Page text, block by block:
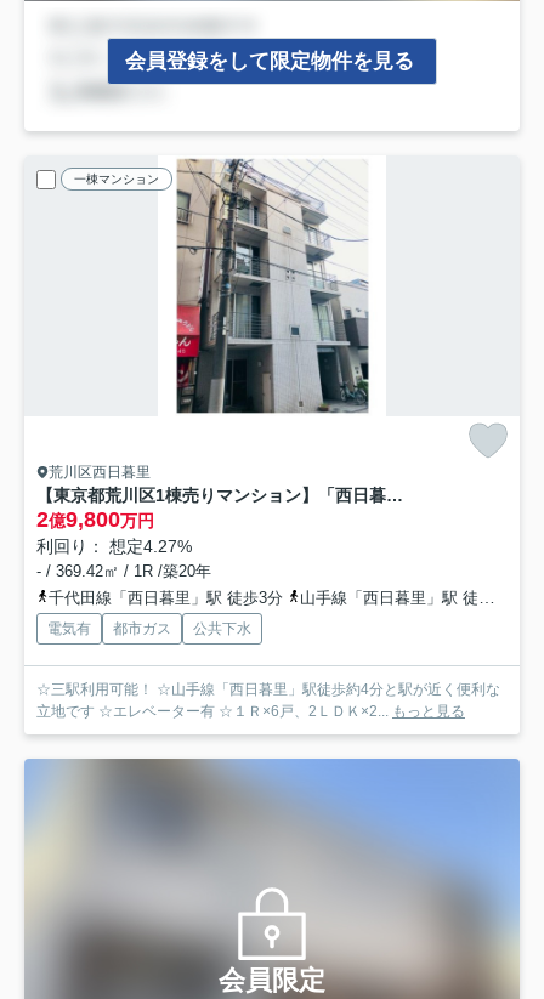
会員登録をして限定物件を見る
一棟マンション
荒川区西日暮里
【東京都荒川区1棟売りマンション】「西日暮里徒歩3分」「日暮里駅徒歩8分」「平成18年築」
2億9,800万円
利回り： 想定4.27%
- / 369.42㎡ / 1R /築20年
千代田線「西日暮里」駅 徒歩3分
山手線「西日暮里」駅 徒歩4分
電気有 都市ガス 公共下水
☆三駅利用可能！ ☆山手線「西日暮里」駅徒歩約4分と駅が近く便利な
立地です ☆エレベーター有 ☆１Ｒ×6戸、2ＬＤＫ×2...
もっと見る
会員限定